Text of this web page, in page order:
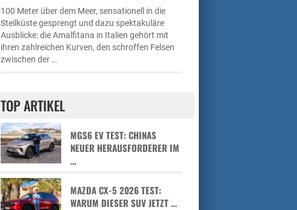
100 Meter über dem Meer, sensationell in die
Steilküste gesprengt und dazu spektakuläre
Ausblicke: die Amalfitana in Italien gehört mit
ihren zahlreichen Kurven, den schroffen Felsen
zwischen der …
TOP ARTIKEL
MGS6 EV TEST: CHINAS
NEUER HERAUSFORDERER IM
…
MAZDA CX-5 2026 TEST:
WARUM DIESER SUV JETZT …